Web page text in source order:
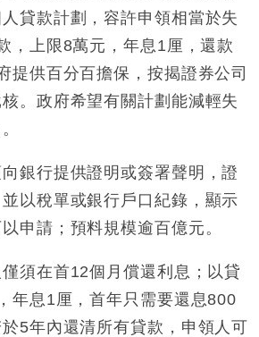
覆波動收跌 連挫7周創逾3年最長跌勢
美元計價出口增近24%勝預期 貿易順
元
季三度入市撐日圓 4月單日斥6.28萬億
高
料美伊戰事快結束 承認部分彈藥庫存緊
貸款計劃，容許申領相當於失
，上限8萬元，年息1厘，還款
提供百分百擔保，按揭證券公司
。政府希望有關計劃能減輕失
銀行提供證明或簽署聲明，證
以稅單或銀行戶口紀錄，顯示
申請；預料規模逾百億元。
須在首12個月償還利息；以貸
年息1厘，首年只需要還息800
5年內還清所有貸款，申領人可